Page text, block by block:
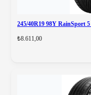
245/40R19 98Y RainSport
₺8.611,00